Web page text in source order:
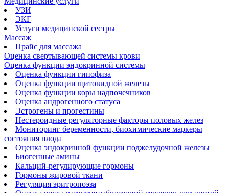
УЗИ
ЭКГ
Услуги медицинской сестры
Массаж
Прайс для массажа
Оценка свертывающей системы крови
Оценка функции эндокринной системы
Оценка функции гипофиза
Оценка функции щитовидной железы
Оценка функции коры надпочечников
Оценка андрогенного статуса
Эстрогены и прогестины
Нестероидные регуляторные факторы половых желез
Мониторинг беременности, биохимические маркеры
состояния плода
Оценка эндокринной функции поджелудочной железы
Биогенные амины
Кальций-регулирующие гормоны
Гормоны жировой ткани
Регуляция эритропоэза